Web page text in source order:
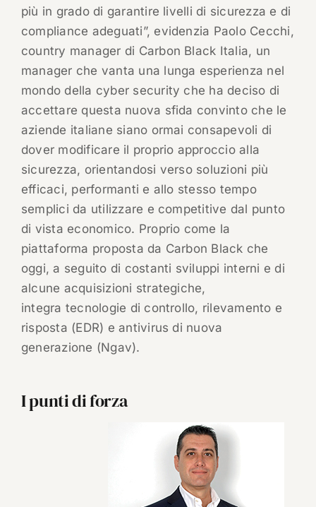
più in grado di garantire livelli di sicurezza e di
compliance adeguati”, evidenzia Paolo Cecchi,
country manager di Carbon Black Italia, un
manager che vanta una lunga esperienza nel
mondo della cyber security che ha deciso di
accettare questa nuova sfida convinto che le
aziende italiane siano ormai consapevoli di
dover modificare il proprio approccio alla
sicurezza, orientandosi verso soluzioni più
efficaci, performanti e allo stesso tempo
semplici da utilizzare e competitive dal punto
di vista economico. Proprio come la
piattaforma proposta da Carbon Black che
oggi, a seguito di costanti sviluppi interni e di
alcune acquisizioni strategiche,
integra tecnologie di controllo, rilevamento e
risposta (EDR) e antivirus di nuova
generazione (Ngav).
I punti di forza